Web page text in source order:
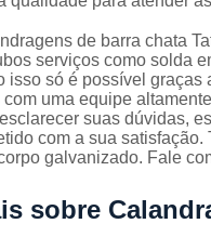
Guarda
corpos
carbono
Guarda
corpos ferro
Guarda
corpos
Guarda
de barra chata
serviços como solda
isso só é possível
uma equipe
suas dúvidas,
com a sua
galvanizado. Fale
sobre